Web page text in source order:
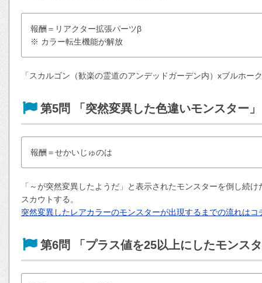
報酬＝リアクター拡張パーツβ
※ カラー転生機能が解放
「スカルゴン（歓楽の霊道のアンデッドガーデン内）xブルホー
第5問 「突然変異した色違いモンスター
報酬＝せかいじゅのは
「～が突然変異したようだ」と表示されたモンスターを倒し続
スカウトする。
突然変異したレアカラーのモンスターが出現するまでの流れはコ
第6問 「プラス値を25以上にしたモンス